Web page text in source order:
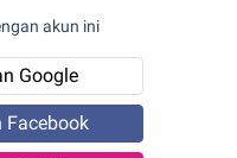
akun ini
Google
Facebook